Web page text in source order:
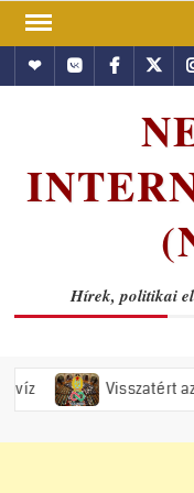
Skip
contentHundubVkontakte
Facebook
Hírek, politikai
Visszatért az 50-es